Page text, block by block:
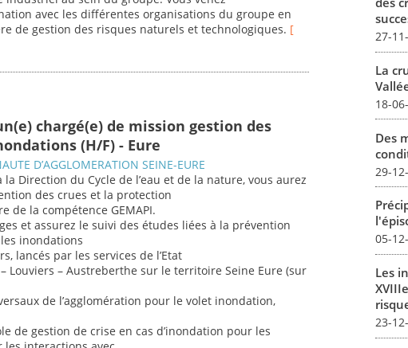
avec les différentes organisations du groupe en
de gestion des risques naturels et technologiques. [
chargé(e) de mission gestion des
(H/F) - Eure
D’AGGLOMERATION SEINE-EURE
la Direction du Cycle de l’eau et de la nature, vous aurez
des crues et la protection
de la compétence GEMAPI.
et assurez le suivi des études liées à la prévention
inondations
lancés par les services de l’Etat
Louviers – Austreberthe sur le territoire Seine Eure (sur
de l’agglomération pour le volet inondation,
de gestion de crise en cas d’inondation pour les
27-
La
18-
Des
29-
05-
Les
23-